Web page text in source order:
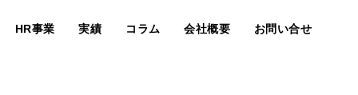
HR事業 実績 コラム 会社概要 お問い合せ